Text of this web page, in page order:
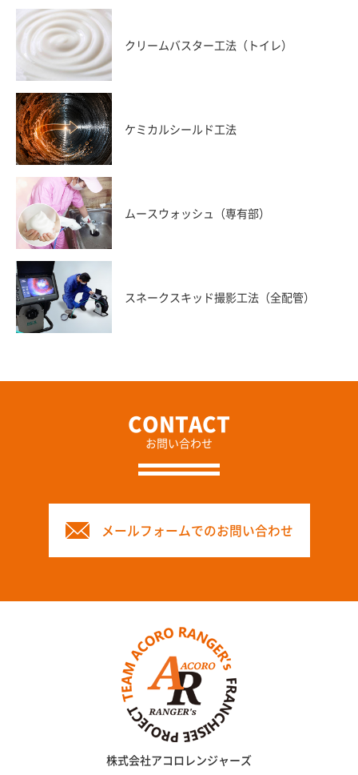
クリームバスター工法（トイレ）
ケミカルシールド工法
ムースウォッシュ（専有部）
スネークスキッド撮影工法（全配管）
お問い合わせ
メールフォームでのお問い合わせ
株式会社アコロレンジャーズ